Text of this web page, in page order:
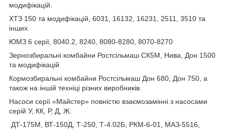
модифікацій.
ХТЗ 150 та модифікацій, 6031, 16132, 16231, 2511, 3510 та
інших.
ЮМЗ 6 серії, 8040.2, 8240, 8080-8280, 8070-8270
Зернозбиральні комбайни Ростсільмаш СК5М, Нива, Дон 1500
та модифікацій
Кормозбиральні комбайни Ростсільмаш Дон 680, Дон 750, а
також на іншій техніці різних виробників.
Насоси серії «Майстер» повністю взаємозамінні з насосами
серій У, КК, Р, Д, Ж.
ДТ-175М, ВТ-150Д, Т-250, Т-4.02Б, РКМ-6-01, МАЗ-5516,